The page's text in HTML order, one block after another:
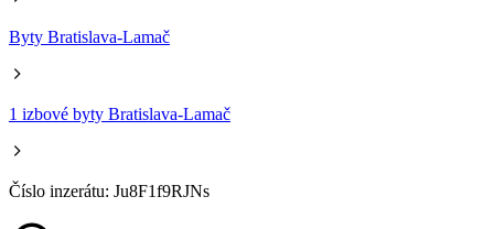
Byty Bratislava-Lamač
1 izbové byty Bratislava-Lamač
Číslo inzerátu: Ju8F1f9RJNs